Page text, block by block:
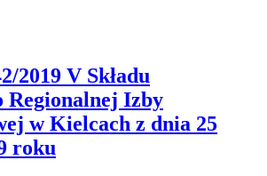
2019 V Składu
Regionalnej Izby
w Kielcach z dnia 25
roku